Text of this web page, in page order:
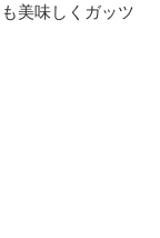
美味しくガッツ